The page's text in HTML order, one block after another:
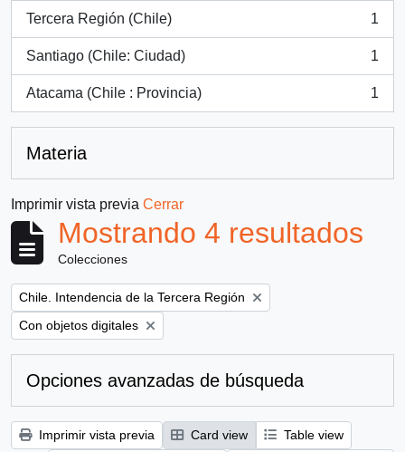
Tercera Región (Chile)
, 1 resultados
1
Santiago (Chile: Ciudad)
, 1 resultados
1
Atacama (Chile : Provincia)
, 1 resultados
1
Materia
Imprimir vista previa Cerrar
Mostrando 4 resultados
Colecciones
Remove filter:
Chile. Intendencia de la Tercera Región
Remove filter:
Con objetos digitales
Opciones avanzadas de búsqueda
Imprimir vista previa Card view
Table view